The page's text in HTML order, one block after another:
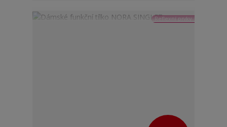
Reflexní prvky